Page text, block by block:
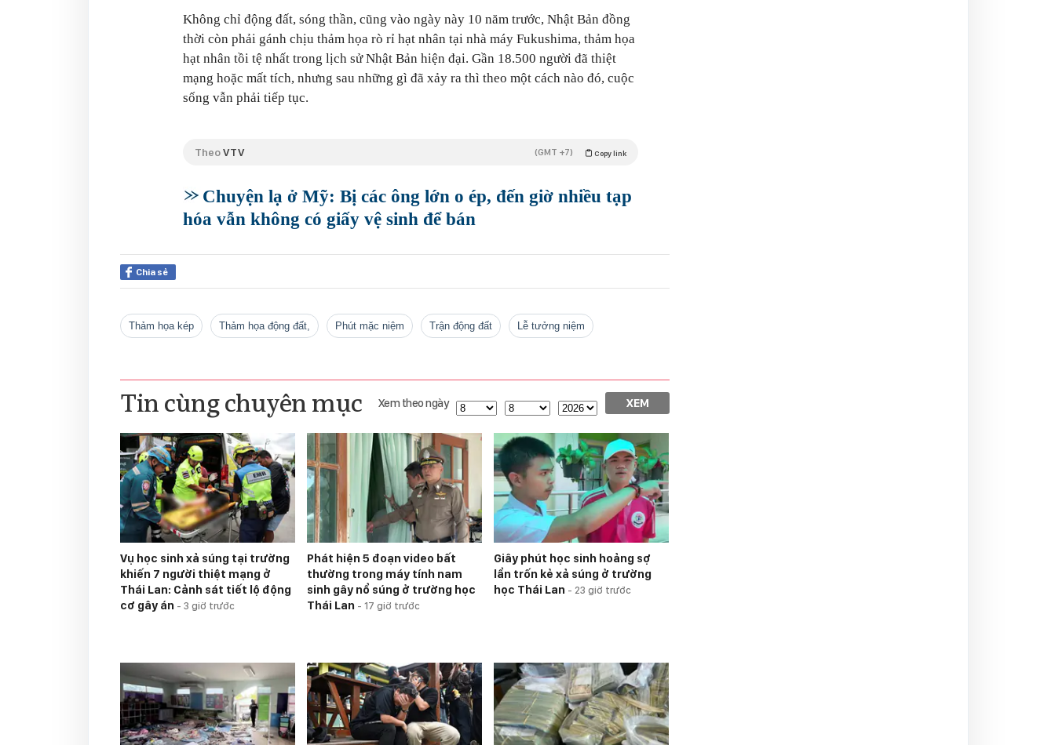
Không chỉ động đất, sóng thần, cũng vào ngày này 10 năm trước, Nhật Bản đồng
thời còn phải gánh chịu thảm họa rò rỉ hạt nhân tại nhà máy Fukushima, thảm họa
hạt nhân tồi tệ nhất trong lịch sử Nhật Bản hiện đại. Gần 18.500 người đã thiệt
mạng hoặc mất tích, nhưng sau những gì đã xảy ra thì theo một cách nào đó, cuộc
sống vẫn phải tiếp tục.
TheoVTV Copy link
(GMT +7)
Chuyện lạ ở Mỹ: Bị các ông lớn o ép, đến giờ nhiều tạp
hóa vẫn không có giấy vệ sinh để bán
Chia sẻ
thảm họa kép Thảm họa động đất, phút mặc niệm Trận động đất lễ tưởng niệm
Tin cùng chuyên mục Xem theo ngày XEM
Vụ học sinh xả súng tại trường
khiến 7 người thiệt mạng ở
Thái Lan: Cảnh sát tiết lộ động
cơ gây án - 3 giờ trước
Phát hiện 5 đoạn video bất
thường trong máy tính nam
sinh gây nổ súng ở trường học
Thái Lan - 17 giờ trước
Giây phút học sinh hoảng sợ
lẩn trốn kẻ xả súng ở trường
học Thái Lan - 23 giờ trước